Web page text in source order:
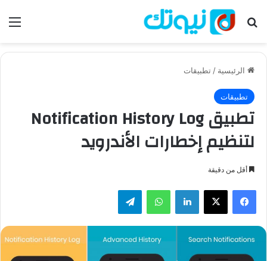
بحث عن
الرئيسية / تطبيقات
تطبيقات
تطبيق Notification History Log
لتنظيم إخطارات الأندرويد
أقل من دقيقة
فيسبوك لينكدإن واتساب